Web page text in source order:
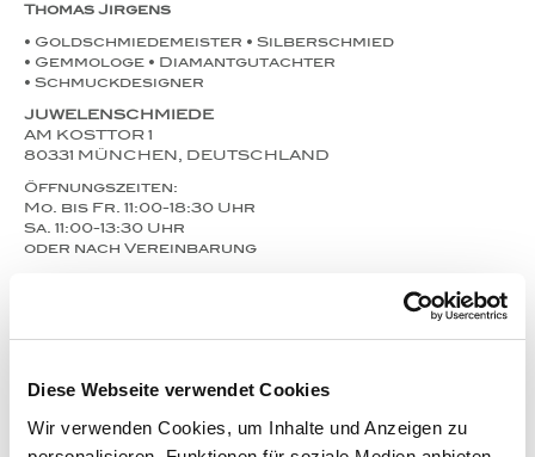
Diese Webseite verwendet Cookies
Wir verwenden Cookies, um Inhalte und Anzeigen zu
Thomas Jirgens
• Goldschmiedemeister • Silberschmied
• Gemmologe • Diamantgutachter
• Schmuckdesigner
JUWELENSCHMIEDE
AM KOSTTOR 1
80331 MÜNCHEN, DEUTSCHLAND
Öffnungszeiten:
Mo. bis Fr. 11:00-18:30 Uhr
Sa. 11:00-13:30 Uhr
oder nach Vereinbarung
E-Mail: info@juwelenschmiede.de